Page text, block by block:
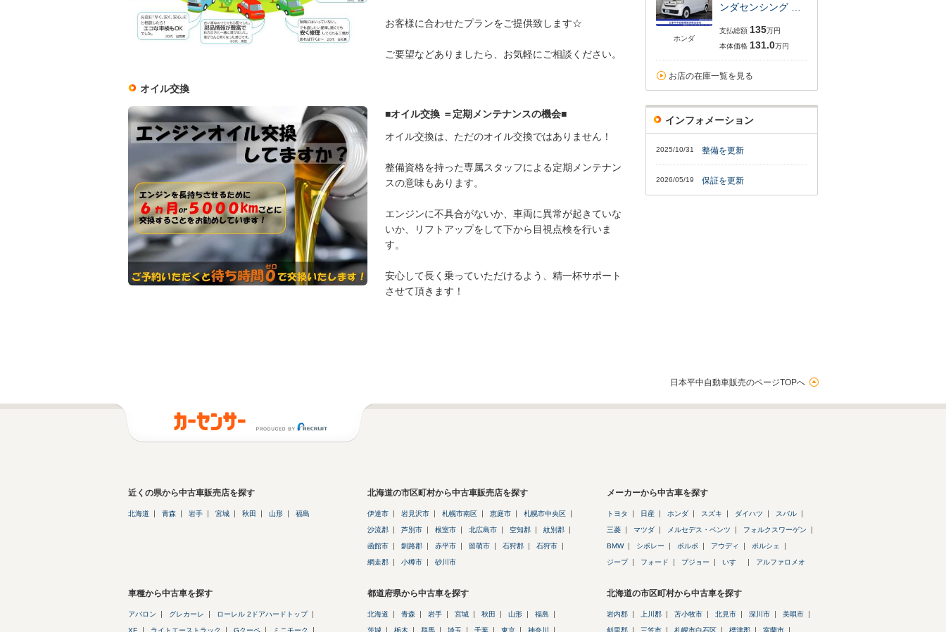
お客様に合わせたプランをご提供致します☆
ご要望などありましたら、お気軽にご相談ください。
オイル交換
■オイル交換 ＝定期メンテナンスの機会■
オイル交換は、ただのオイル交換ではありません！
整備資格を持った専属スタッフによる定期メンテナン
スの意味もあります。
エンジンに不具合がないか、車両に異常が起きていな
いか、リフトアップをして下から目視点検を行いま
す。
安心して長く乗っていただけるよう、精一杯サポート
させて頂きます！
ホンダ
ンダセンシング …
支払総額 135万円
本体価格 131.0万円
お店の在庫一覧を見る
インフォメーション
2025/10/31 整備を更新
2026/05/19 保証を更新
日本平中自動車販売のページTOPへ
近くの県から中古車販売店を探す
北海道 青森 岩手 宮城 秋田 山形 福島
北海道の市区町村から中古車販売店を探す
伊達市 岩見沢市 札幌市南区 恵庭市 札幌市中央区
沙流郡 芦別市 根室市 北広島市 空知郡 紋別郡
函館市 釧路郡 赤平市 留萌市 石狩郡 石狩市
網走郡 小樽市 砂川市
メーカーから中古車を探す
トヨタ 日産 ホンダ スズキ ダイハツ スバル
三菱 マツダ メルセデス・ベンツ フォルクスワーゲン
BMW シボレー ボルボ アウディ ポルシェ
ジープ フォード プジョー いすゞ アルファロメオ
車種から中古車を探す
アバロン グレカーレ ローレル 2ドアハードトップ
XE ライトエーストラック Gクーペ ミニモーク
都道府県から中古車を探す
北海道 青森 岩手 宮城 秋田 山形 福島
茨城 栃木 群馬 埼玉 千葉 東京 神奈川
北海道の市区町村から中古車を探す
岩内郡 上川郡 苫小牧市 北見市 深川市 美唄市
斜里郡 三笠市 札幌市白石区 標津郡 室蘭市